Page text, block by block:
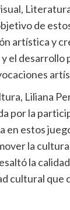
de
artística y
el desarrollo
Liliana
por la
en estos
la
la
cultural que